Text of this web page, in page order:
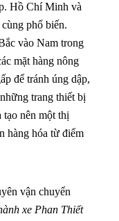
Hồ Chí Minh và
phổ biến.
vào Nam trong
mặt hàng nông
để tránh úng dập,
trang thiết bị
nên một thị
hàng hóa từ điểm
vận chuyển
xe Phan Thiết